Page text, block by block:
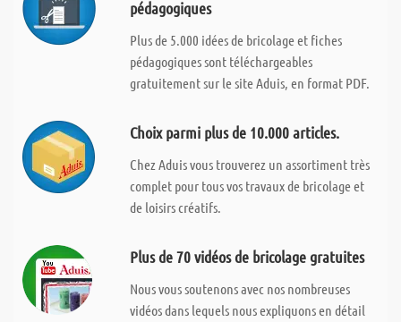
pédagogiques
Plus de 5.000 idées de bricolage et fiches
pédagogiques sont téléchargeables
gratuitement sur le site Aduis, en format PDF.
Choix parmi plus de 10.000 articles.
Chez Aduis vous trouverez un assortiment très
complet pour tous vos travaux de bricolage et
de loisirs créatifs.
Plus de 70 vidéos de bricolage gratuites
Nous vous soutenons avec nos nombreuses
vidéos dans lequels nous expliquons en détail